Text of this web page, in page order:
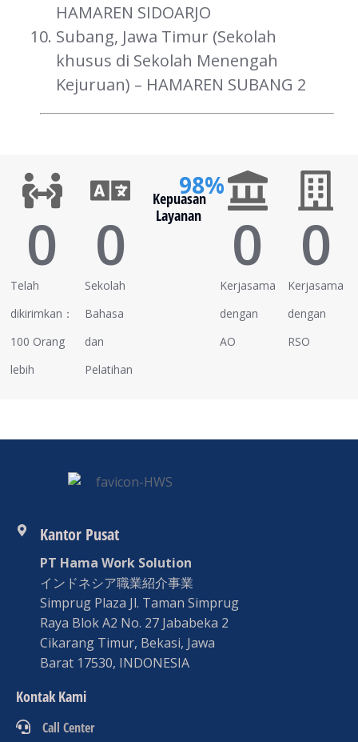
HAMAREN SIDOARJO
Subang, Jawa Timur (Sekolah
khusus di Sekolah Menengah
Kejuruan) – HAMAREN SUBANG 2
Telah
dikirimkan：
100 Orang
lebih
0
Sekolah
Bahasa
dan
Pelatihan
0
98%
Kepuasan
Layanan
Kerjasama
dengan
AO
0
Kerjasama
dengan
RSO
0
Kantor Pusat
PT Hama Work Solution
インドネシア職業紹介事業
Simprug Plaza Jl. Taman Simprug
Raya Blok A2 No. 27 Jababeka 2
Cikarang Timur, Bekasi, Jawa
Barat 17530, INDONESIA
Kontak Kami
Call Center